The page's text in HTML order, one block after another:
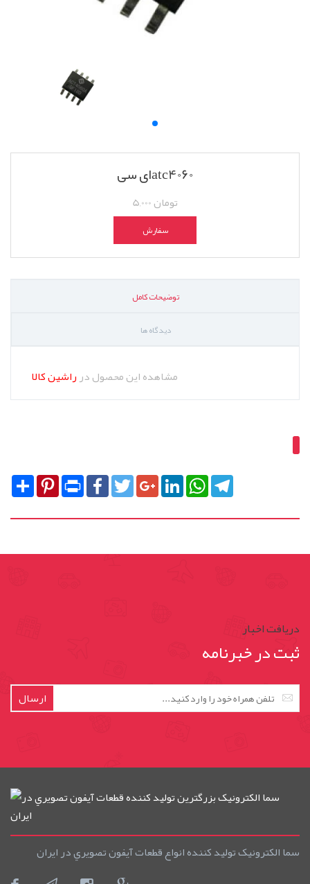
ای سیatc4060
5,000 تومان
سفارش
توضیحات کامل
دیدگاه ها
مشاهده این محصول درراشین کالا
SharePinterestPrint FacebookTwitterGoogle+LinkedInWhatsApp
دریافت اخبار
ثبت در خبرنامه
ارسال
سما الکترونيک توليد کننده انواع قطعات آيفون تصويري در ايران